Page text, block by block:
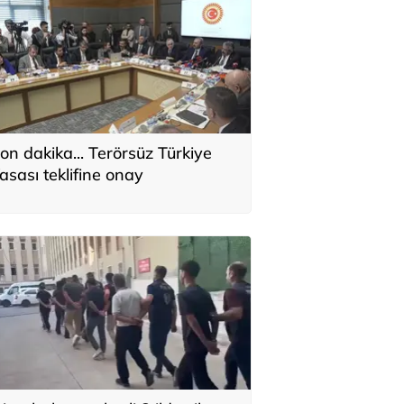
dakika... Terörsüz Türkiye
teklifine onay